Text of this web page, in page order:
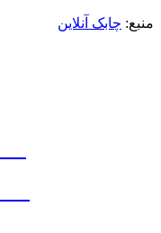
منبع: چابک آنلاین